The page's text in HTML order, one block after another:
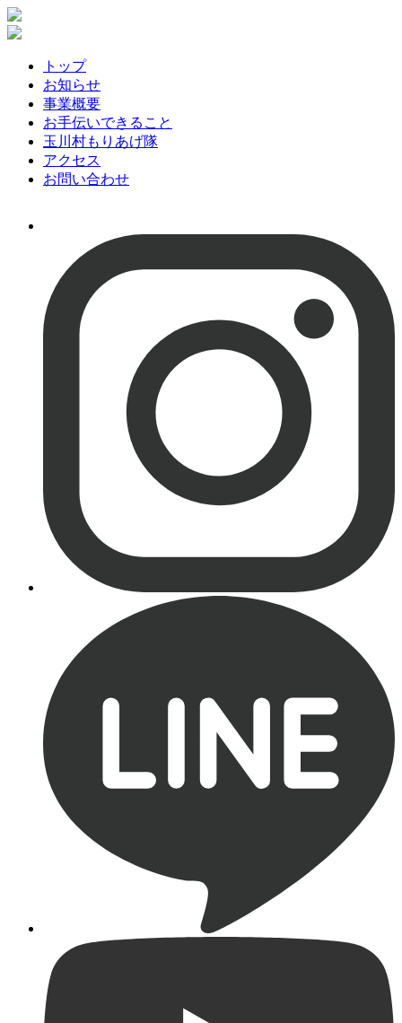
トップ
お知らせ
事業概要
お手伝いできること
玉川村もりあげ隊
アクセス
お問い合わせ